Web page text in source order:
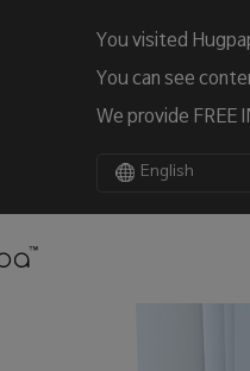
You visited
You can see
We provide FREE
English